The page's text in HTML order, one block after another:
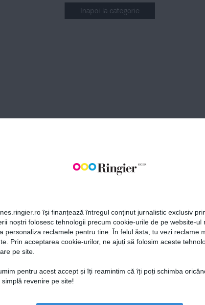
își finanțează întregul conținut jurnalistic exclusiv
noștri folosesc tehnologii precum cookie-urile de pe website-ul
personaliza reclamele pentru tine. În felul ăsta, tu vezi reclame
Prin acceptarea cookie-urilor, ne ajuți să folosim aceste
pe site.
pentru acest accept și îți reamintim că îți poți schimba
simplă revenire pe site!
Inapoi la categorie
Fii la curent cu toate aparițiile din grupul Ringier.